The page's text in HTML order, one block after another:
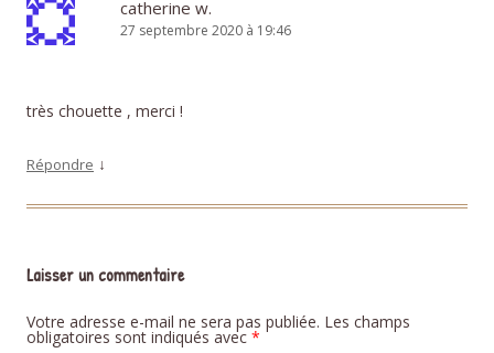
catherine w.
27 septembre 2020 à 19:46
très chouette , merci !
Répondre ↓
Laisser un commentaire
Votre adresse e-mail ne sera pas publiée. Les champs
obligatoires sont indiqués avec *